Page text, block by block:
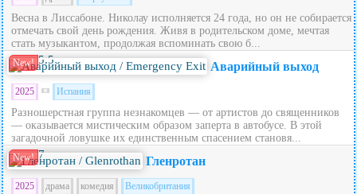
Весна в Лиссабоне. Николау исполняется 24 года, но он не собирается
отмечать свой день рождения. Живя в родительском доме, мечтая
стать музыкантом, продолжая вспоминать свою б...
New! 5.5 Аварийный выход
2025 Испания
Разношерстная группа незнакомцев — от артистов до священников
— оказывается мистическим образом заперта в автобусе. В этой
загадочной ловушке их единственным спасением становя...
New! 7 Гленротан
2025 драма комедия Великобритания